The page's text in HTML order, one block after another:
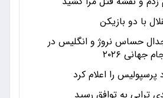
با دو بازیکن
حساس نروژ و انگلیس در
۲۰۲۶
پرسپولیس را اعلام کرد
ترابی به توافق رسید